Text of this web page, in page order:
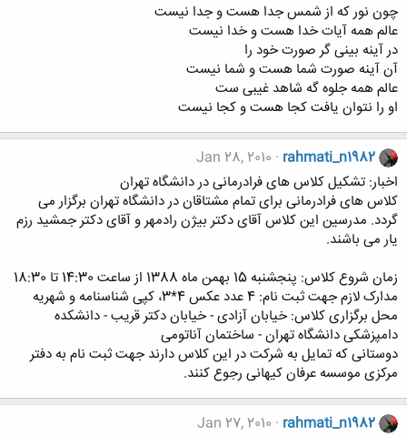
چون نور که از شمس جدا هست و جدا نیست
عالم همه آیات خدا هست و خدا نیست
در آینه بینی گر صورت خود را
آن آینه صورت شما هست و شما نیست
عالم همه جلوه گه شاهد غیبی ست
او را نتوان یافت کجا هست و کجا نیست
rahmati_n1982
Jan 28, 2010
اخبار: تشکیل کلاس های فرادرمانی در دانشگاه تهران
کلاس های فرادرمانی برای تمام مشتاقان در دانشگاه تهران برگزار می
گردد. مدرسین این کلاس آقای دکتر بیژن رادمهر و آقای دکتر جمشید رزم
یار می باشند.
زمان شروع کلاس: پنجشنبه 15 بهمن ماه 1388 از ساعت 14:30 تا 18:30
مدارک لازم جهت ثبت نام: 4 عدد عکس 4*3، کپی شناسنامه و شهریه
محل برگزاری کلاس: خیابان آزادی - خیابان دکتر قریب - دانشکده
دامپزشکی دانشگاه تهران - ساختمان آناتومی
دوستانی که تمایل به شرکت در این کلاس دارند جهت ثبت نام به دفتر
مرکزی موسسه عرفان کیهانی رجوع کنند.
rahmati_n1982
Jan 27, 2010